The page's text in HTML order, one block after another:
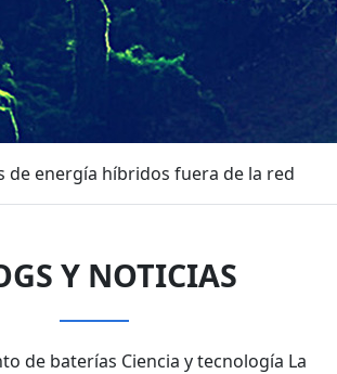
de energía híbridos fuera de la red
Y NOTICIAS
de baterías Ciencia y tecnología La